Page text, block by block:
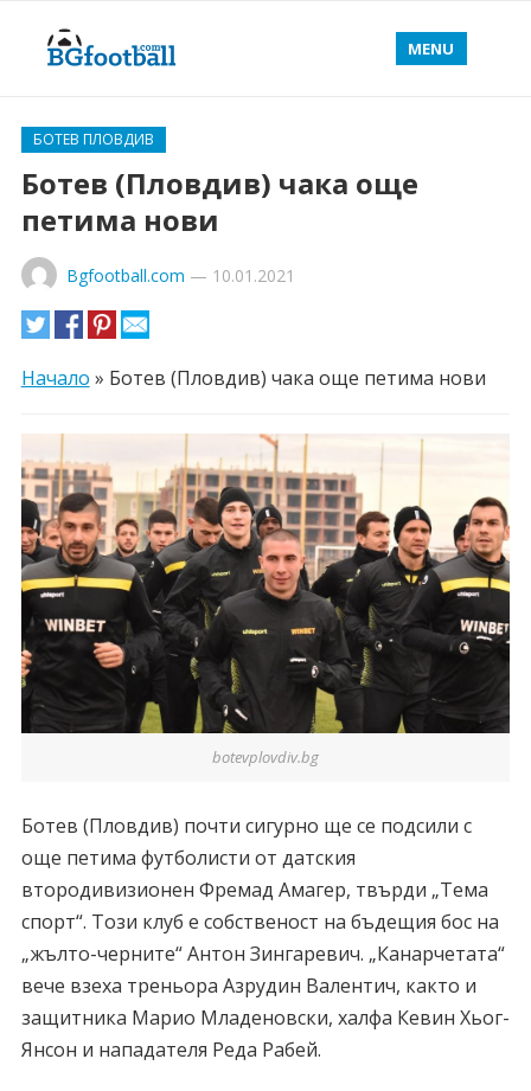
MENU
БОТЕВ ПЛОВДИВ
Ботев (Пловдив) чака още
петима нови
Bgfootball.com — 10.01.2021
Начало » Ботев (Пловдив) чака още петима нови
botevplovdiv.bg
Ботев (Пловдив) почти сигурно ще се подсили с
още петима футболисти от датския
втородивизионен Фремад Амагер, твърди „Тема
спорт“. Този клуб е собственост на бъдещия бос на
„жълто-черните“ Антон Зингаревич. „Канарчетата“
вече взеха треньора Азрудин Валентич, както и
защитника Марио Младеновски, халфа Кевин Хьог-
Янсон и нападателя Реда Рабей.